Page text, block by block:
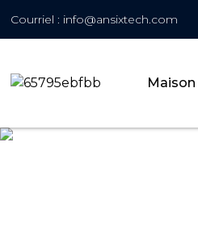
Courriel : info@ansixtech.com
Maison